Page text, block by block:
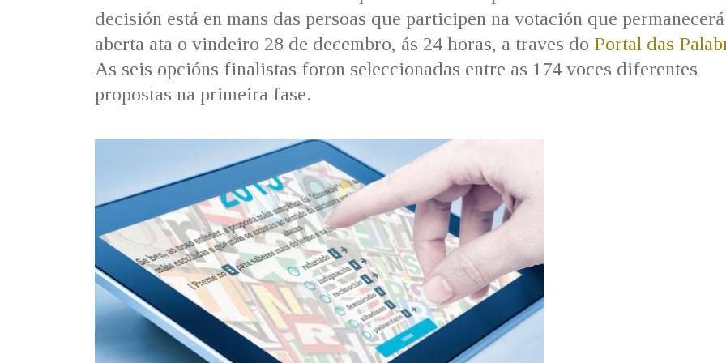
decisión está en mans das persoas que participen na votación que permanecerá
aberta ata o vindeiro 28 de decembro, ás 24 horas, a traves do Portal das
As seis opcións finalistas foron seleccionadas entre as 174 voces diferentes
propostas na primeira fase.